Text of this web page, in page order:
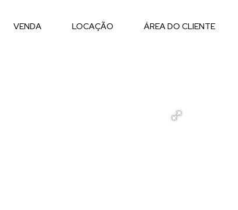
ÁREA DO CLIENTE
LOCAÇÃO
VENDA